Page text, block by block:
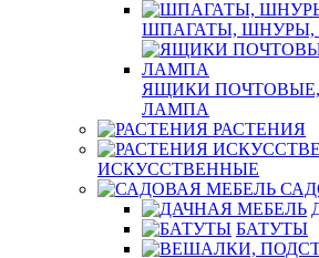
ШПАГАТЫ, ШНУРЫ,
ЯЩИКИ
ЛАМПА
РАСТЕНИЯ
ИСКУССТВЕННЫЕ
БАТУТЫ